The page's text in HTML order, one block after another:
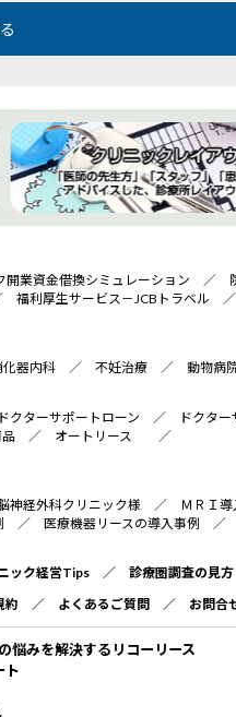
開業資金借換シミュレーション ／
福利厚生サービス－JCBトラベル
化器内科 ／ 不妊治療 ／ 動物病
ドクターサポートローン ／ ドクタ
／ オートリース ／
神経外科クリニック様 ／
ＭＲＩ
／ 医療機器リースの導入事例 ／
ック経営Tips ／ 診療圏調査の見方
約 ／ よくあるご質問 ／ お問合
悩みを解決するリコーリース
ト